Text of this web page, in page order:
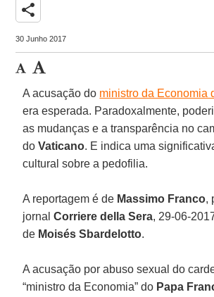
share
30 Junho 2017
A acusação do ministro da Economia
era esperada. Paradoxalmente,
as mudanças e a transparência no
doVaticano. E indica uma
cultural sobre a pedofilia.
A reportagem é de Massimo Franco,
jornalCorriere della Sera, 29-06-
de Moisés Sbardelotto.
A acusação por abuso sexual do
“ministro da Economia” do Papa